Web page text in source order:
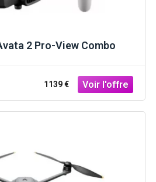
2 Pro-View Combo
1139 €